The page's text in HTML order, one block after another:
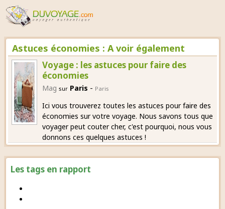
Les tags en rapport
Astuces économies : A voir également
Voyage : les astuces pour faire des
économies
Mag sur Paris - Paris
Ici vous trouverez toutes les astuces pour faire des
économies sur votre voyage. Nous savons tous que
voyager peut couter cher, c'est pourquoi, nous vous
donnons ces quelques astuces !